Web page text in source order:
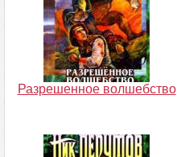
Разрешенное волшебство